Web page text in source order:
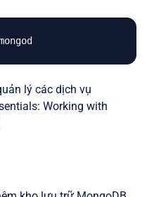
lý các dịch vụ
Working with